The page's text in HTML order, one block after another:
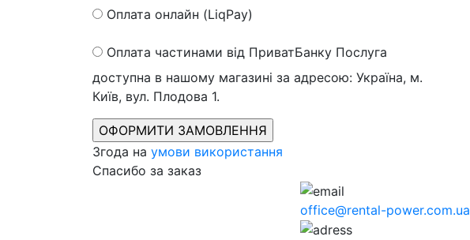
Оплата онлайн (LiqPay)
Оплата частинами від ПриватБанку Послуга
доступна в нашому магазині за адресою: Україна, м.
Київ, вул. Плодова 1.
Згода на умови використання
Спасибо за заказ
office@rental-power.com.ua